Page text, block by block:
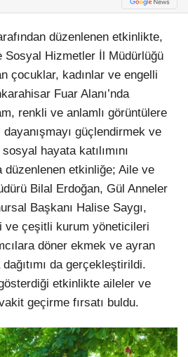
düzenlenen etkinlikte,
Sosyal Hizmetler İl Müdürlüğü
çocuklar, kadınlar ve engelli
Fuar Alanı’nda
renkli ve anlamlı görüntülere
güçlendirmek ve
hayata katılımını
düzenlenen etkinliğe; Aile ve
Bilal Erdoğan, Gül Anneler
Başkanı Halise Saygı,
çeşitli kurum yöneticileri
döner ekmek ve ayran
da gerçekleştirildi.
etkinlikte aileler ve
geçirme fırsatı buldu.